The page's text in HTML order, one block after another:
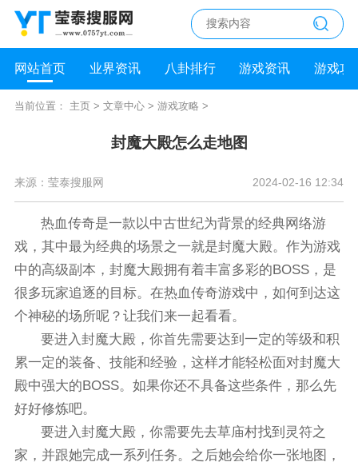
网站首页 业界资讯 八卦排行 游戏资讯 游戏攻
当前位置： 主页> 文章中心> 游戏攻略 >
封魔大殿怎么走地图
来源：莹泰搜服网 2024-02-16 12:34
热血传奇是一款以中古世纪为背景的经典网络游
戏，其中最为经典的场景之一就是封魔大殿。作为游戏
中的高级副本，封魔大殿拥有着丰富多彩的BOSS，是
很多玩家追逐的目标。在热血传奇游戏中，如何到达这
个神秘的场所呢？让我们来一起看看。
要进入封魔大殿，你首先需要达到一定的等级和积
累一定的装备、技能和经验，这样才能轻松面对封魔大
殿中强大的BOSS。如果你还不具备这些条件，那么先
好好修炼吧。
要进入封魔大殿，你需要先去草庙村找到灵符之
家，并跟她完成一系列任务。之后她会给你一张地图，